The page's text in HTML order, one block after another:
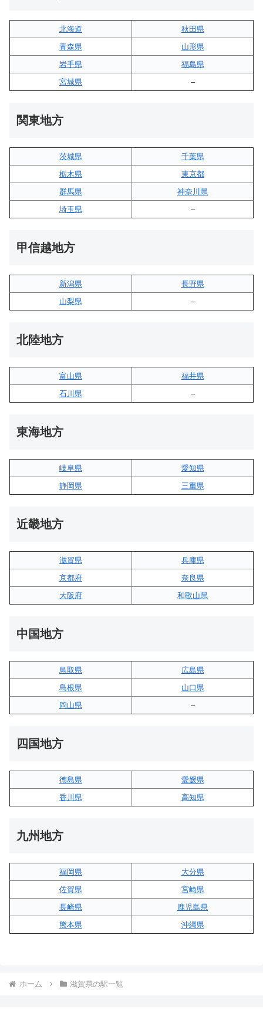
北海道
秋田県
青森県
山形県
岩手県
福島県
宮城県
–
関東地方
茨城県
千葉県
栃木県
東京都
群馬県
神奈川県
埼玉県
–
甲信越地方
新潟県
長野県
山梨県
–
北陸地方
富山県
福井県
石川県
–
東海地方
岐阜県
愛知県
静岡県
三重県
近畿地方
滋賀県
兵庫県
京都府
奈良県
大阪府
和歌山県
中国地方
鳥取県
広島県
島根県
山口県
岡山県
–
四国地方
徳島県
愛媛県
香川県
高知県
九州地方
福岡県
大分県
佐賀県
宮崎県
長崎県
鹿児島県
熊本県
沖縄県
ホーム 滋賀県の駅一覧